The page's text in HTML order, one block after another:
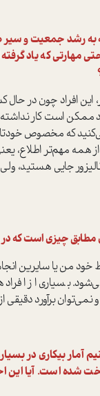
به رشد جمعیت و سیر
مهارتی که یاد
این افراد چون در
ممکن است کار
که مخصوص
همه مهم‌تر اطلاع،
جایی هستید،
مطابق چیزی است
من یا سایرین انجام
بسیاری از
نمی‌توان برآورد
آمار بیکاری در
شده است. آیا